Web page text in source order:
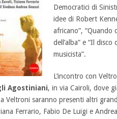
Democratici di
idee di Robert
africano”, “Quando
dell’alba” e “Il
musicista”.
L’incontro con
Agostiniani, in via Cairoli, dove
Veltroni saranno presenti altri
Ferrario, Fabio De Luigi e